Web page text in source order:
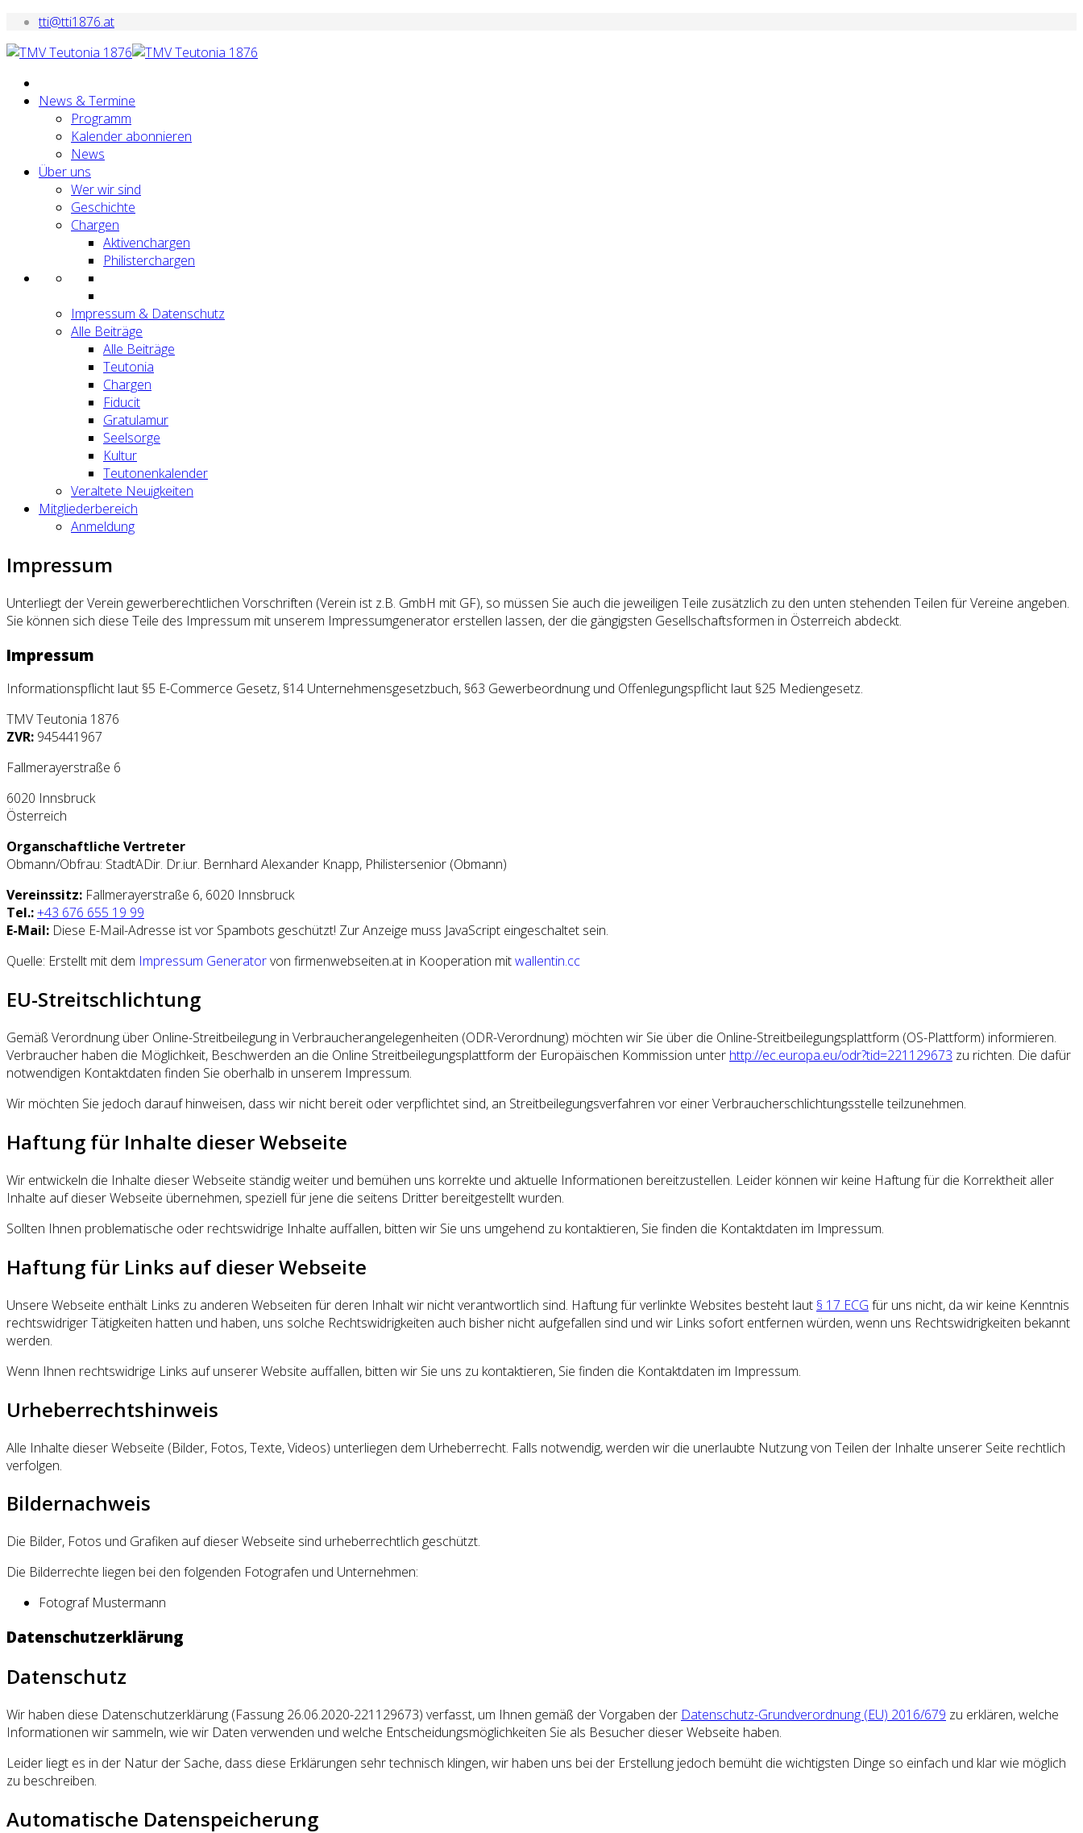
tti@tti1876.at
News & Termine
Programm
Kalender abonnieren
News
Über uns
Wer wir sind
Geschichte
Chargen
Aktivenchargen
Philisterchargen
Impressum & Datenschutz
Alle Beiträge
Alle Beiträge
Teutonia
Chargen
Fiducit
Gratulamur
Seelsorge
Kultur
Teutonenkalender
Veraltete Neuigkeiten
Mitgliederbereich
Anmeldung
Impressum
Unterliegt der Verein gewerberechtlichen Vorschriften (Verein ist z.B. GmbH mit GF), so müssen Sie auch die jeweiligen Teile zusätzlich zu den unten stehenden Teilen für Vereine angeben.
Sie können sich diese Teile des Impressum mit unserem Impressumgenerator erstellen lassen, der die gängigsten Gesellschaftsformen in Österreich abdeckt.
Impressum
Informationspflicht laut §5 E-Commerce Gesetz, §14 Unternehmensgesetzbuch, §63 Gewerbeordnung und Offenlegungspflicht laut §25 Mediengesetz.
TMV Teutonia 1876
ZVR: 945441967
Fallmerayerstraße 6
6020 Innsbruck
Österreich
Organschaftliche Vertreter
Obmann/Obfrau: StadtADir. Dr.iur. Bernhard Alexander Knapp, Philistersenior (Obmann)
Vereinssitz: Fallmerayerstraße 6, 6020 Innsbruck
Tel.:+43 676 655 19 99
E-Mail: Diese E-Mail-Adresse ist vor Spambots geschützt! Zur Anzeige muss JavaScript eingeschaltet sein.
Quelle: Erstellt mit dem Impressum Generatorvon firmenwebseiten.at in Kooperation mitwallentin.cc
EU-Streitschlichtung
Gemäß Verordnung über Online-Streitbeilegung in Verbraucherangelegenheiten (ODR-Verordnung) möchten wir Sie über die Online-Streitbeilegungsplattform (OS-Plattform) informieren.
Verbraucher haben die Möglichkeit, Beschwerden an die Online Streitbeilegungsplattform der Europäischen Kommission unter http://ec.europa.eu/odr?tid=221129673 zu richten. Die dafür
notwendigen Kontaktdaten finden Sie oberhalb in unserem Impressum.
Wir möchten Sie jedoch darauf hinweisen, dass wir nicht bereit oder verpflichtet sind, an Streitbeilegungsverfahren vor einer Verbraucherschlichtungsstelle teilzunehmen.
Haftung für Inhalte dieser Webseite
Wir entwickeln die Inhalte dieser Webseite ständig weiter und bemühen uns korrekte und aktuelle Informationen bereitzustellen. Leider können wir keine Haftung für die Korrektheit aller
Inhalte auf dieser Webseite übernehmen, speziell für jene die seitens Dritter bereitgestellt wurden.
Sollten Ihnen problematische oder rechtswidrige Inhalte auffallen, bitten wir Sie uns umgehend zu kontaktieren, Sie finden die Kontaktdaten im Impressum.
Haftung für Links auf dieser Webseite
Unsere Webseite enthält Links zu anderen Webseiten für deren Inhalt wir nicht verantwortlich sind. Haftung für verlinkte Websites besteht laut § 17 ECG für uns nicht, da wir keine Kenntnis
rechtswidriger Tätigkeiten hatten und haben, uns solche Rechtswidrigkeiten auch bisher nicht aufgefallen sind und wir Links sofort entfernen würden, wenn uns Rechtswidrigkeiten bekannt
werden.
Wenn Ihnen rechtswidrige Links auf unserer Website auffallen, bitten wir Sie uns zu kontaktieren, Sie finden die Kontaktdaten im Impressum.
Urheberrechtshinweis
Alle Inhalte dieser Webseite (Bilder, Fotos, Texte, Videos) unterliegen dem Urheberrecht. Falls notwendig, werden wir die unerlaubte Nutzung von Teilen der Inhalte unserer Seite rechtlich
verfolgen.
Bildernachweis
Die Bilder, Fotos und Grafiken auf dieser Webseite sind urheberrechtlich geschützt.
Die Bilderrechte liegen bei den folgenden Fotografen und Unternehmen:
Fotograf Mustermann
Datenschutzerklärung
Datenschutz
Wir haben diese Datenschutzerklärung (Fassung 26.06.2020-221129673) verfasst, um Ihnen gemäß der Vorgaben der Datenschutz-Grundverordnung (EU) 2016/679 zu erklären, welche
Informationen wir sammeln, wie wir Daten verwenden und welche Entscheidungsmöglichkeiten Sie als Besucher dieser Webseite haben.
Leider liegt es in der Natur der Sache, dass diese Erklärungen sehr technisch klingen, wir haben uns bei der Erstellung jedoch bemüht die wichtigsten Dinge so einfach und klar wie möglich
zu beschreiben.
Automatische Datenspeicherung